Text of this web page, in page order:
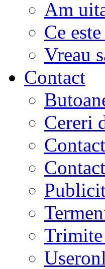
Am
Ce
Vreau
Contact
Cereri
Trimite